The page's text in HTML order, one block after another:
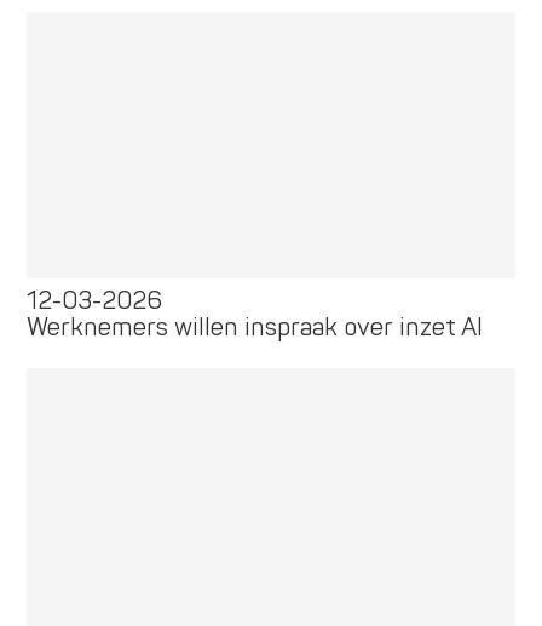
12-03-2026
Werknemers willen inspraak over inzet AI